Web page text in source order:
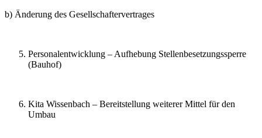
b) Änderung des Gesellschaftervertrages
Personalentwicklung – Aufhebung Stellenbesetzungssperre
(Bauhof)
Kita Wissenbach – Bereitstellung weiterer Mittel für den
Umbau